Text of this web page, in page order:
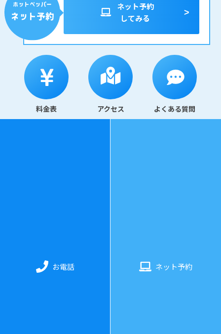
お電話 ネット予約
ネット予約
してみる
料金表 アクセス よくある質問
0）